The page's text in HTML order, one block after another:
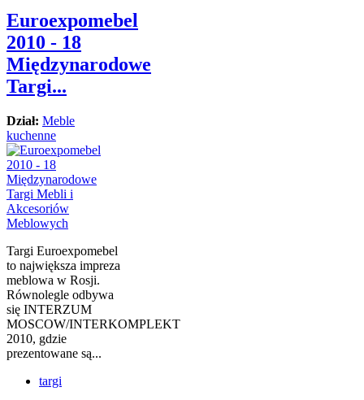
Euroexpomebel
2010 - 18
Międzynarodowe
Targi...
Dział: Meble
kuchenne
Targi Euroexpomebel
to największa impreza
meblowa w Rosji.
Równolegle odbywa
się INTERZUM
MOSCOW/INTERKOMPLEKT
2010, gdzie
prezentowane są...
targi